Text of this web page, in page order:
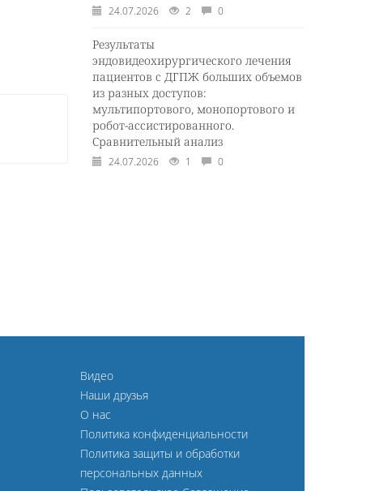
24.07.2026 2 0
Результаты
эндовидеохирургического лечения
пациентов с ДГПЖ больших объемов
из разных доступов:
мультипортового, монопортового и
робот-ассистированного.
Сравнительный анализ
24.07.2026 1 0
Видео
Наши друзья
О нас
Политика конфиденциальности
Политика защиты и обработки
персональных данных